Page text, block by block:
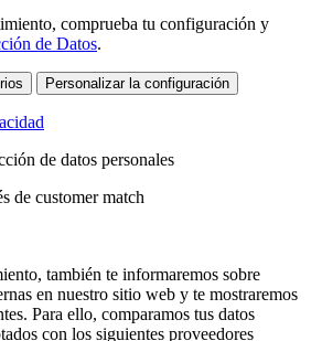
comprueba tu configuración y
de Datos.
Personalizar la configuración
de datos personales
de customer match
también te informaremos sobre
en nuestro sitio web y te mostraremos
Para ello, comparamos tus datos
con los siguientes proveedores